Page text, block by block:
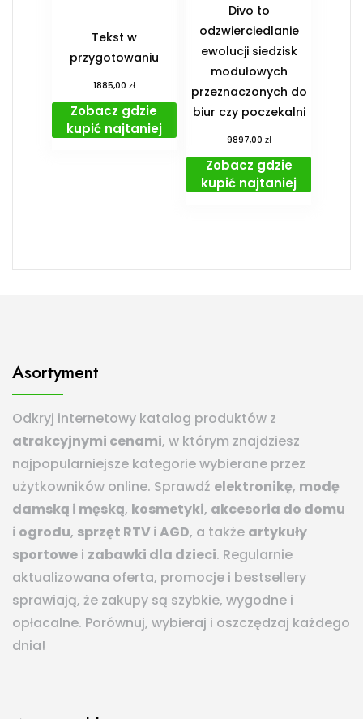
Tekst w
przygotowaniu
1885,00 zł
Zobacz gdzie
kupić najtaniej
Divo to
odzwierciedlanie
ewolucji siedzisk
modułowych
przeznaczonych do
biur czy poczekalni
9897,00 zł
Zobacz gdzie
kupić najtaniej
Asortyment
Odkryj internetowy katalog produktów z
atrakcyjnymi cenami, w którym znajdziesz
najpopularniejsze kategorie wybierane przez
użytkowników online. Sprawdź elektronikę, modę
damską i męską, kosmetyki, akcesoria do domu
i ogrodu, sprzęt RTV i AGD, a także artykuły
sportowe i zabawki dla dzieci. Regularnie
aktualizowana oferta, promocje i bestsellery
sprawiają, że zakupy są szybkie, wygodne i
opłacalne. Porównuj, wybieraj i oszczędzaj każdego
dnia!